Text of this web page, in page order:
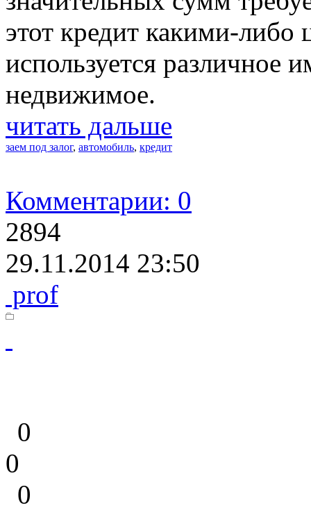
этот кредит какими-либо
используется различное
недвижимое.
читать дальше
заем под залог, автомобиль, кредит
Комментарии: 0
2894
29.11.2014 23:50
prof
0
0
0